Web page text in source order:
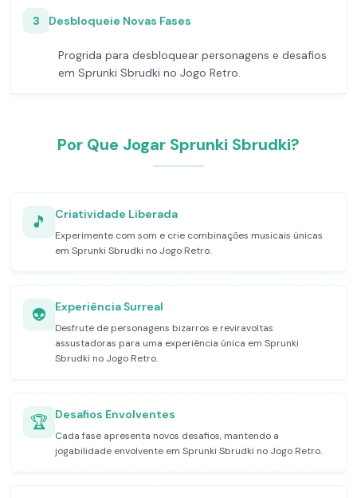
3 Desbloqueie Novas Fases
Progrida para desbloquear personagens e desafios
em Sprunki Sbrudki no Jogo Retro.
Por Que Jogar Sprunki Sbrudki?
🎵 Criatividade Liberada
Experimente com som e crie combinações musicais únicas
em Sprunki Sbrudki no Jogo Retro.
👽 Experiência Surreal
Desfrute de personagens bizarros e reviravoltas
assustadoras para uma experiência única em Sprunki
Sbrudki no Jogo Retro.
🏆 Desafios Envolventes
Cada fase apresenta novos desafios, mantendo a
jogabilidade envolvente em Sprunki Sbrudki no Jogo Retro.